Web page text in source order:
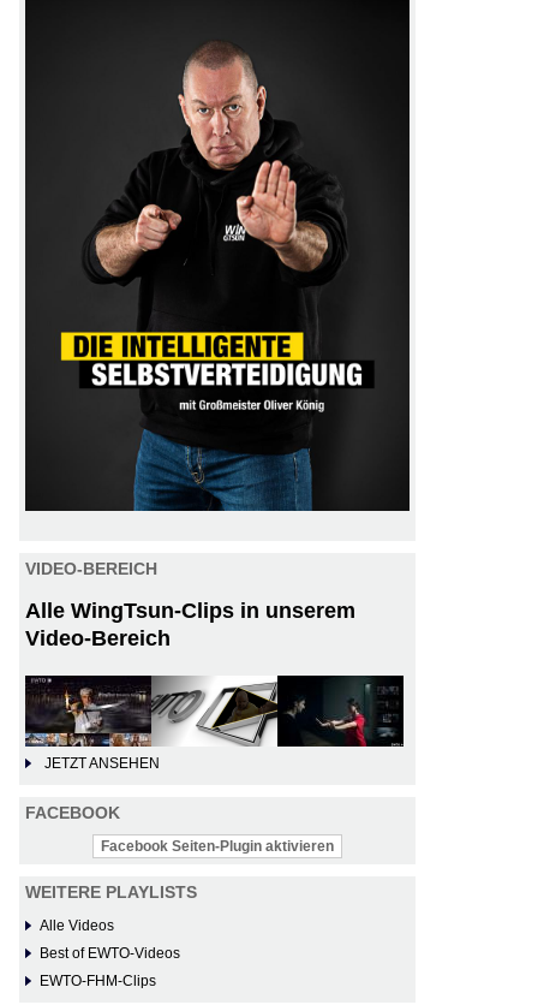
VIDEO-BEREICH
Alle WingTsun-Clips in unserem
Video-Bereich
JETZT ANSEHEN
FACEBOOK
Facebook Seiten-Plugin aktivieren
WEITERE PLAYLISTS
Alle Videos
Best of EWTO-Videos
EWTO-FHM-Clips